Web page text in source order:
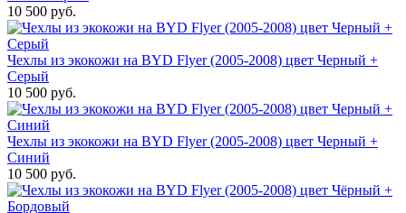
10 500 руб.
Чехлы из экокожи на BYD Flyer (2005-2008) цвет Черный +
Серый
10 500 руб.
Чехлы из экокожи на BYD Flyer (2005-2008) цвет Черный +
Синий
10 500 руб.